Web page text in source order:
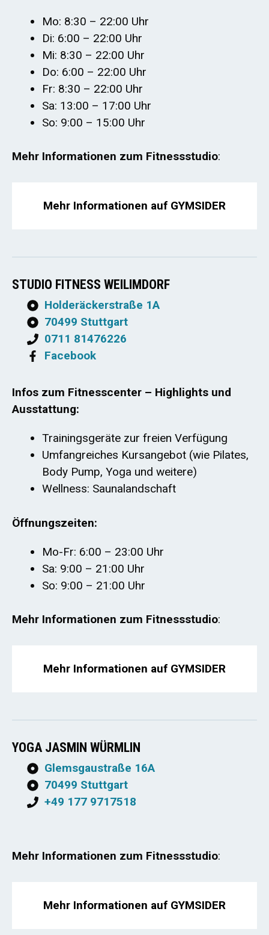
Mo: 8:30 – 22:00 Uhr
Di: 6:00 – 22:00 Uhr
Mi: 8:30 – 22:00 Uhr
Do: 6:00 – 22:00 Uhr
Fr: 8:30 – 22:00 Uhr
Sa: 13:00 – 17:00 Uhr
So: 9:00 – 15:00 Uhr
Mehr Informationen zum Fitnessstudio:
Mehr Informationen auf GYMSIDER
STUDIO FITNESS WEILIMDORF
Holderäckerstraße 1A
70499 Stuttgart
0711 81476226
Facebook
Infos zum Fitnesscenter – Highlights und
Ausstattung:
Trainingsgeräte zur freien Verfügung
Umfangreiches Kursangebot (wie Pilates,
Body Pump, Yoga und weitere)
Wellness: Saunalandschaft
Öffnungszeiten:
Mo-Fr: 6:00 – 23:00 Uhr
Sa: 9:00 – 21:00 Uhr
So: 9:00 – 21:00 Uhr
Mehr Informationen zum Fitnessstudio:
Mehr Informationen auf GYMSIDER
YOGA JASMIN WÜRMLIN
Glemsgaustraße 16A
70499 Stuttgart
+49 177 9717518
Mehr Informationen zum Fitnessstudio:
Mehr Informationen auf GYMSIDER